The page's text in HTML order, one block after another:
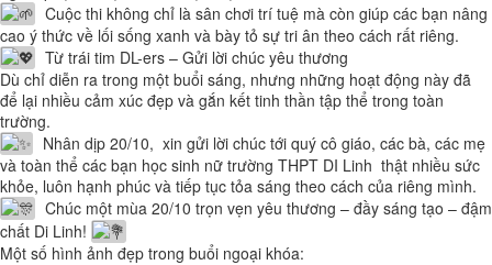
Cuộc thi không chỉ là sân chơi trí tuệ mà còn giúp các bạn nâng
cao ý thức về lối sống xanh và bày tỏ sự tri ân theo cách rất riêng.
Từ trái tim DL-ers – Gửi lời chúc yêu thương
Dù chỉ diễn ra trong một buổi sáng, nhưng những hoạt động này đã
để lại nhiều cảm xúc đẹp và gắn kết tinh thần tập thể trong toàn
trường.
Nhân dịp 20/10, xin gửi lời chúc tới quý cô giáo, các bà, các mẹ
và toàn thể các bạn học sinh nữ trường THPT DI Linh thật nhiều sức
khỏe, luôn hạnh phúc và tiếp tục tỏa sáng theo cách của riêng mình.
Chúc một mùa 20/10 trọn vẹn yêu thương – đầy sáng tạo – đậm
chất Di Linh!
Một số hình ảnh đẹp trong buổi ngoại khóa: